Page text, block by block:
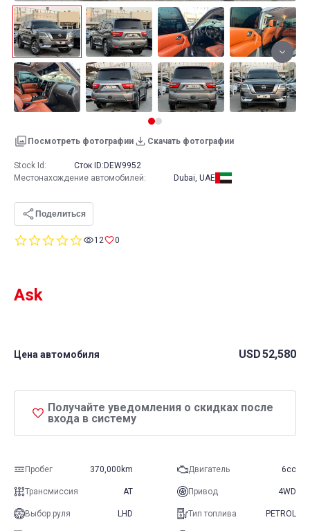
Посмотреть фотографии Скачать фотографии
0.012 0
Ask
Цена автомобиля USD52,580
Получайте уведомления о скидках после
входа в систему
Пробег 370,000km Двигатель 6cc
Трансмиссия AT Привод 4WD
Выбор руля LHD Тип топлива PETROL
Stock Id: Сток ID: DEW9952
Местонахождение автомобилей: Dubai, UAE
Поделиться